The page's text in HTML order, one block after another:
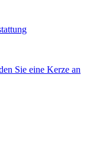
Sie eine Kerze an